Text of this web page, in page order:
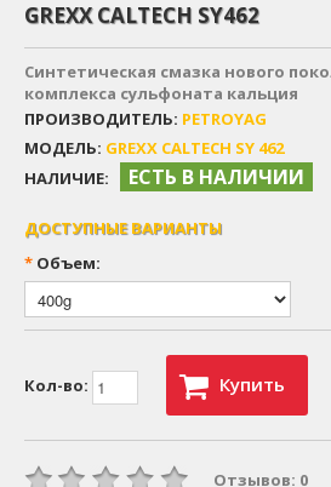
GREXX CALTECH SY462
Синтетическая смазка нового
комплекса сульфоната кальция
ПРОИЗВОДИТЕЛЬ: PETROYAG
МОДЕЛЬ: GREXX CALTECH SY 462
НАЛИЧИЕ:
ЕСТЬ В НАЛИЧИИ
ДОСТУПНЫЕ ВАРИАНТЫ
* Объем:
Кол-во: Купить
Отзывов: 0